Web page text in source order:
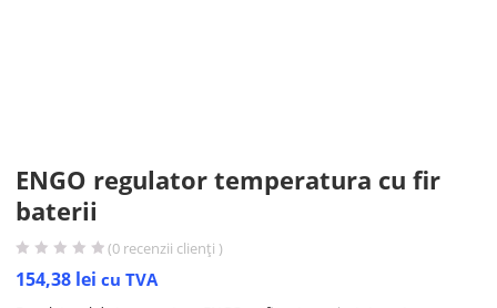
ENGO regulator temperatura cu fir
baterii
(0 recenzii clienți )
154,38 lei cu TVA